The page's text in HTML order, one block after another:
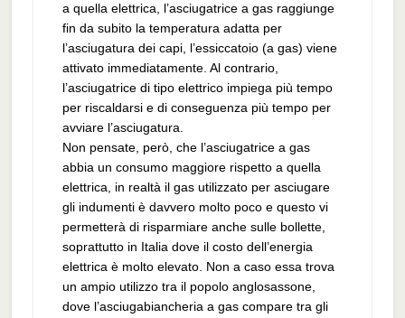
a quella elettrica, l’asciugatrice a gas raggiunge
fin da subito la temperatura adatta per
l’asciugatura dei capi, l’essiccatoio (a gas) viene
attivato immediatamente. Al contrario,
l’asciugatrice di tipo elettrico impiega più tempo
per riscaldarsi e di conseguenza più tempo per
avviare l’asciugatura.
Non pensate, però, che l’asciugatrice a gas
abbia un consumo maggiore rispetto a quella
elettrica, in realtà il gas utilizzato per asciugare
gli indumenti è davvero molto poco e questo vi
permetterà di risparmiare anche sulle bollette,
soprattutto in Italia dove il costo dell’energia
elettrica è molto elevato. Non a caso essa trova
un ampio utilizzo tra il popolo anglosassone,
dove l’asciugabiancheria a gas compare tra gli